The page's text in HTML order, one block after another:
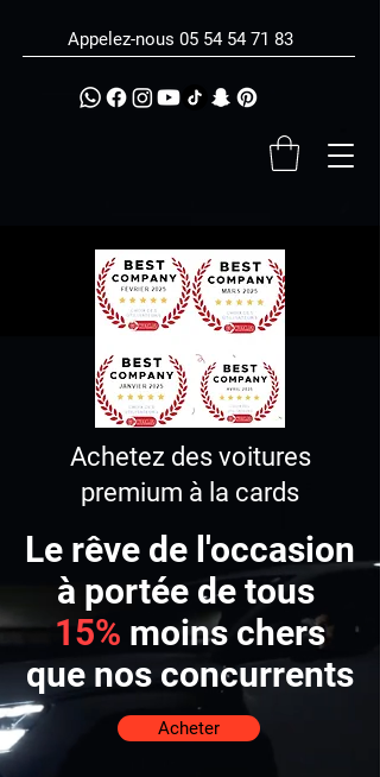
Appelez-nous 05 54 54 71 83
Achetez des voitures
premium à la cards
Le rêve de l'occasion
à portée de tous
15% moins chers
que nos concurrents
Acheter